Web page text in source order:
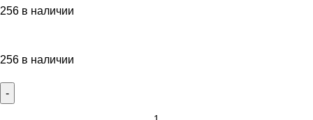
256 в наличии
256 в наличии